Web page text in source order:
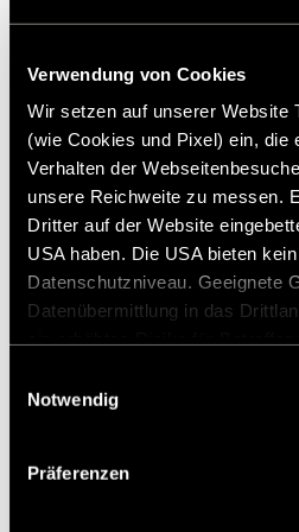
Verwendung von Cookies
Wir setzen auf unserer Website
(wie Cookies und Pixel) ein, die
Verhalten der
unsere Reichweite zu messen.
Dritter auf der Website
USA haben. Die USA bieten
Datenschutzniveau. Geeignete
Datenübermittlung in das
zustehen. Eingesetzte
zusammenführen. Weitere
unsererDatenschutzerklärung
Notwendig
Präferenzen
grafitt